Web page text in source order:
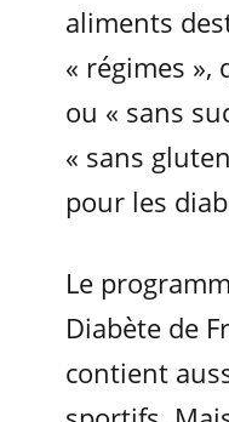
aliments
« régimes »,
ou « sans
« sans
pour les
Le
Diabète de
contient